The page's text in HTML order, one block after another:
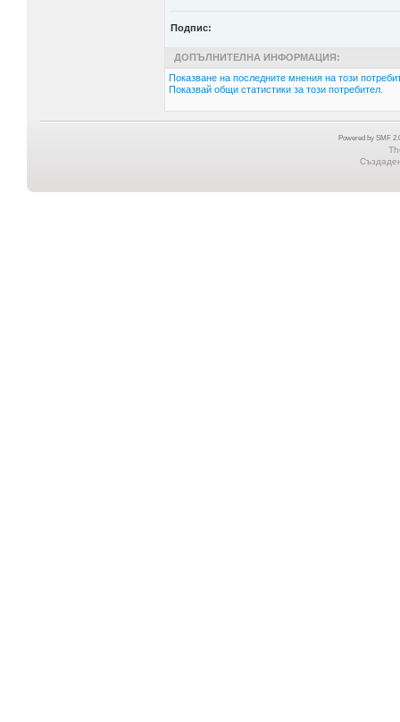
Подпис:
ДОПЪЛНИТЕЛНА ИНФОРМАЦИЯ:
Показване на последните мнения на този
Показвай общи статистики за този потребител.
Powered by SMF